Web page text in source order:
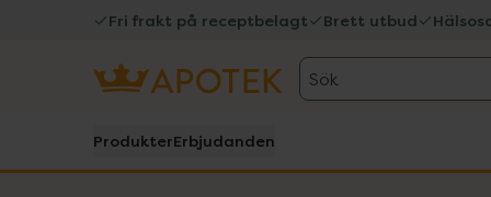
Fri frakt på receptbelagt Brett utbud
Sök
ProdukterErbjudanden